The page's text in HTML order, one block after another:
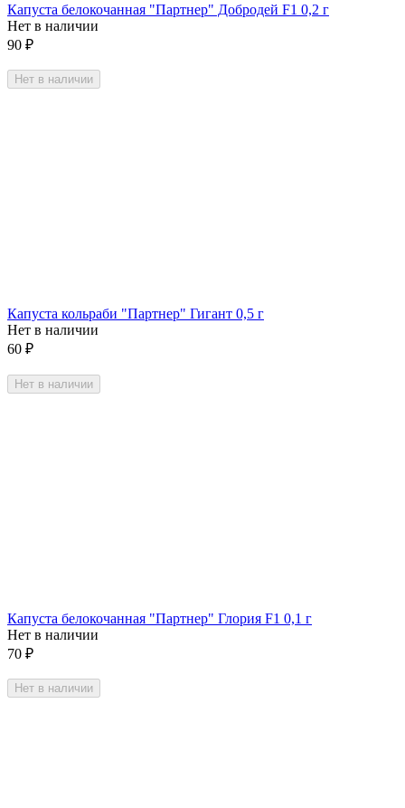
Капуста белокочанная "Партнер" Добродей F1 0,2 г
Нет в наличии
90 ₽
Нет в наличии
Капуста кольраби "Партнер" Гигант 0,5 г
Нет в наличии
60 ₽
Нет в наличии
Капуста белокочанная "Партнер" Глория F1 0,1 г
Нет в наличии
70 ₽
Нет в наличии